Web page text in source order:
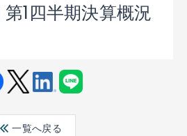
1四半期決算概況
ter
edin
一覧へ戻る